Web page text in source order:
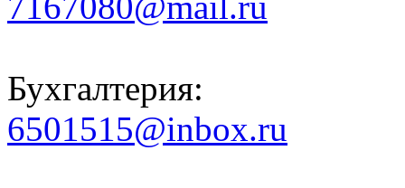
Бухгалтерия:
6501515@inbox.ru